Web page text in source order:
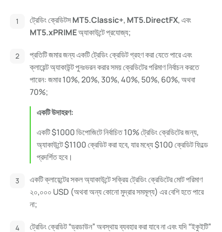
ট্রেডিং ক্রেডিটসMT5.Classic+, MT5.DirectFX, এবং
MT5.xPRIMEঅ্যাকাউন্টে প্রযোজ্য;
প্রতিটি জমার জন্য একটি ট্রেডিং ক্রেডিট গ্রহণ করা যেতে পারে এবং
ক্লায়েন্ট অ্যাকাউন্ট পুনঃভরন করার সময় ক্রেডিটের পরিমাণ নির্বাচন করতে
পারেন: জমার 10%, 20%, 30%, 40%, 50%, 60%, অথবা
70%;
একটি উদাহরণ:
একটি $1000 ডিপোজিটে নির্বাচিত 10% ট্রেডিং ক্রেডিটের জন্য,
অ্যাকাউন্টে $1100 ক্রেডিট করা হবে, যার মধ্যে $100 ক্রেডিট ফিল্ডে
প্রদর্শিত হবে।
একটি ক্লায়েন্টের সকল অ্যাকাউন্টে সক্রিয় ট্রেডিং ক্রেডিটের মোট পরিমাণ
২০,০০০ USD (অথবা অন্য কোনো মুদ্রার সমমূল্য) এর বেশি হতে পারে
না;
ট্রেডিং ক্রেডিট “ড্রডাউন” অবস্থায় ব্যবহার করা যাবে না এবং যদি “ইকুইটি”